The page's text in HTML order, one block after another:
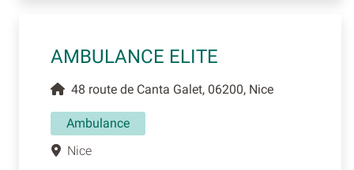
AMBULANCE ELITE
48 route de Canta Galet, 06200, Nice
Ambulance
Nice